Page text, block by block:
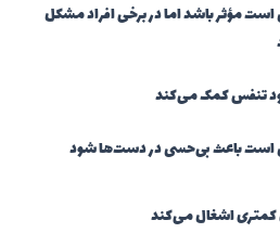
مؤثر باشد اما در برخی افراد مشکل
تنفس کمک می‌کند
باعث بی‌حسی در دست‌ها شود
اشغال می‌کند